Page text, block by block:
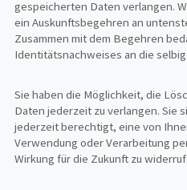
gespeicherten Daten verlangen.
ein Auskunftsbegehren an
Zusammen mit dem Begehren
Identitätsnachweises an die
Sie haben die Möglichkeit, die
Daten jederzeit zu verlangen. Sie
jederzeit berechtigt, eine von
Verwendung oder Verarbeitung
Wirkung für die Zukunft zu